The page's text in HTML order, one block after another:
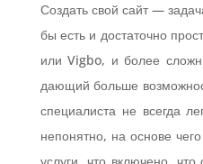
Создать свой сайт —
бы есть и достаточно
или Vigbo, и более
дающий больше
специалиста не всегда
непонятно, на основе